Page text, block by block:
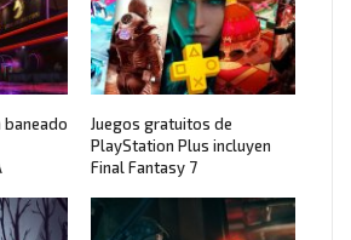
baneado
Juegos gratuitos de
PlayStation Plus incluyen
Final Fantasy 7